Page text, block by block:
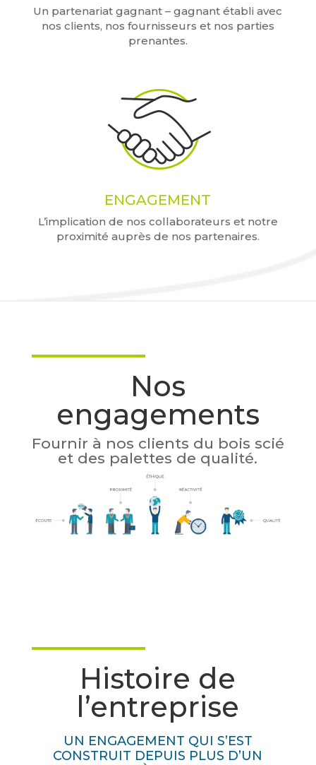
Un partenariat gagnant – gagnant établi avec
nos clients, nos fournisseurs et nos parties
prenantes.
ENGAGEMENT
L’implication de nos collaborateurs et notre
proximité auprès de nos partenaires.
Nos
engagements
Fournir à nos clients du bois scié
et des palettes de qualité.
Histoire de
l’entreprise
UN ENGAGEMENT QUI S’EST
CONSTRUIT DEPUIS PLUS D’UN